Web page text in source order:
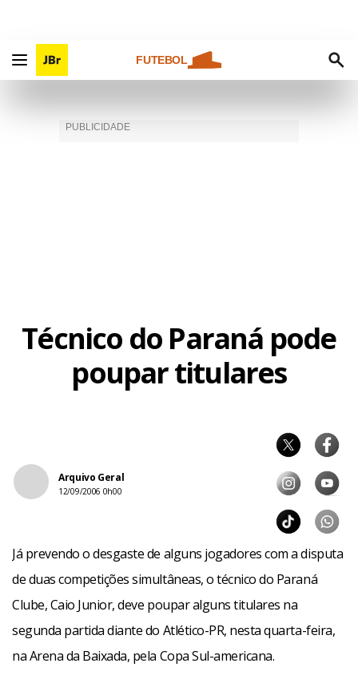
FUTEBOL
Técnico do Paraná pode
poupar titulares
Arquivo Geral
12/09/2006 0h00
Já prevendo o desgaste de alguns jogadores com a disputa
de duas competições simultâneas, o técnico do Paraná
Clube, Caio Junior, deve poupar alguns titulares na
segunda partida diante do Atlético-PR, nesta quarta-feira,
na Arena da Baixada, pela Copa Sul-americana.